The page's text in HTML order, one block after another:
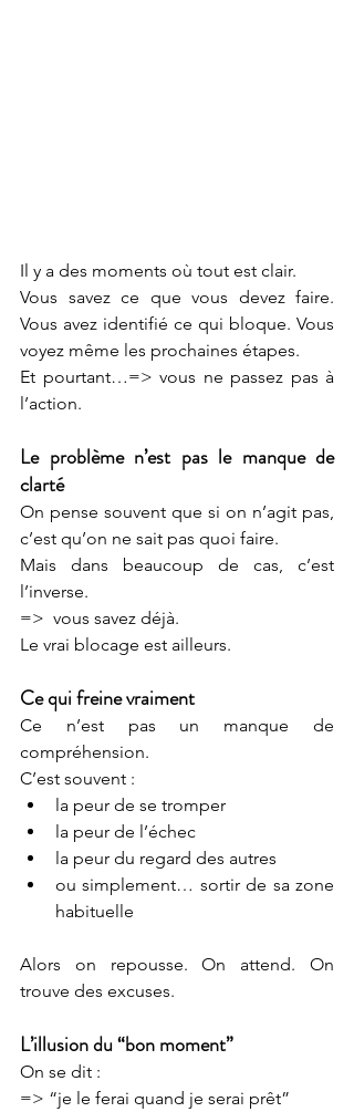
Il y a des moments où tout est clair.
Vous savez ce que vous devez faire.
Vous avez identifié ce qui bloque. Vous
voyez même les prochaines étapes.
Et pourtant…=> vous ne passez pas à
l’action.
Le problème n’est pas le manque de
clarté
On pense souvent que si on n’agit pas,
c’est qu’on ne sait pas quoi faire.
Mais dans beaucoup de cas, c’est
l’inverse.
=>  vous savez déjà.
Le vrai blocage est ailleurs.
Ce qui freine vraiment
Ce n’est pas un manque de
compréhension.
C’est souvent :
la peur de se tromper
la peur de l’échec
la peur du regard des autres
ou simplement… sortir de sa zone
habituelle
Alors on repousse. On attend. On
trouve des excuses.
L’illusion du “bon moment”
On se dit :
=> “je le ferai quand je serai prêt”